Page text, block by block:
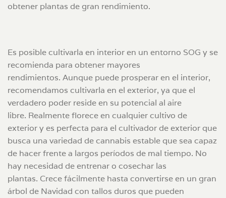
obtener plantas de gran rendimiento.
Es posible cultivarla en interior en un entorno SOG y se
recomienda para obtener mayores
rendimientos. Aunque puede prosperar en el interior,
recomendamos cultivarla en el exterior, ya que el
verdadero poder reside en su potencial al aire
libre. Realmente florece en cualquier cultivo de
exterior y es perfecta para el cultivador de exterior que
busca una variedad de cannabis estable que sea capaz
de hacer frente a largos períodos de mal tiempo. No
hay necesidad de entrenar o cosechar las
plantas. Crece fácilmente hasta convertirse en un gran
árbol de Navidad con tallos duros que pueden